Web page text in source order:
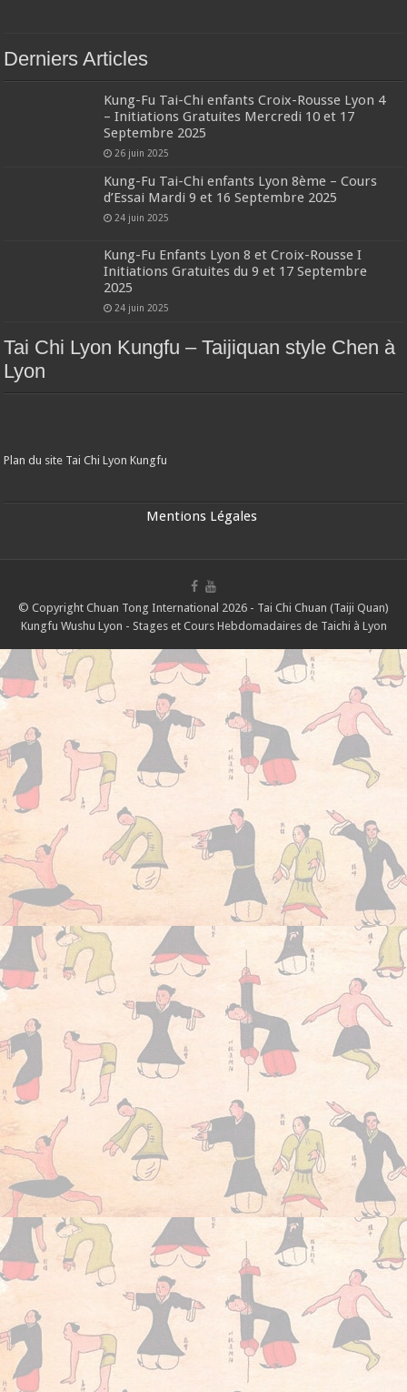
Derniers Articles
Kung-Fu Tai-Chi enfants Croix-Rousse Lyon 4
– Initiations Gratuites Mercredi 10 et 17
Septembre 2025
26 juin 2025
Kung-Fu Tai-Chi enfants Lyon 8ème – Cours
d’Essai Mardi 9 et 16 Septembre 2025
24 juin 2025
Kung-Fu Enfants Lyon 8 et Croix-Rousse I
Initiations Gratuites du 9 et 17 Septembre
2025
24 juin 2025
Tai Chi Lyon Kungfu – Taijiquan style Chen à
Lyon
Plan du site Tai Chi Lyon Kungfu
Mentions Légales
© Copyright Chuan Tong International 2026 - Tai Chi Chuan (Taiji Quan)
Kungfu Wushu Lyon - Stages et Cours Hebdomadaires de Taichi à Lyon